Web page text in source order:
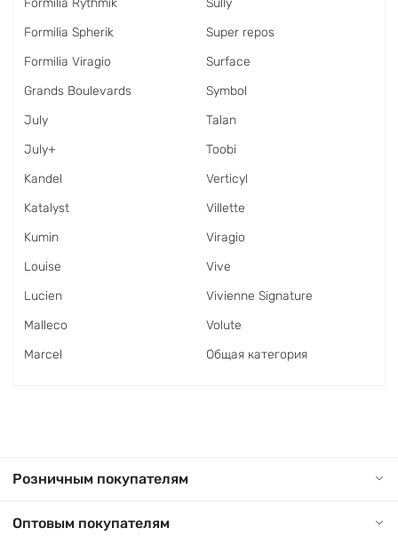
Formilia Spherik
Formilia Viragio
Grands Boulevards
July
July+
Kandel
Katalyst
Kumin
Louise
Lucien
Malleco
Marcel
Super repos
Surface
Symbol
Talan
Toobi
Verticyl
Villette
Viragio
Vive
Vivienne Signature
Volute
Общая категория
Розничным покупателям
Оптовым покупателям